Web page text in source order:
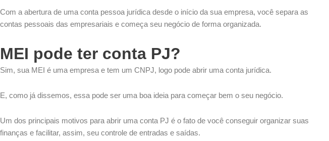
Com a abertura de uma conta pessoa jurídica desde o início da sua empresa, você separa as
contas pessoais das empresariais e começa seu negócio de forma organizada.
MEI pode ter conta PJ?
Sim, sua MEI é uma empresa e tem um CNPJ, logo pode abrir uma conta jurídica.
E, como já dissemos, essa pode ser uma boa ideia para começar bem o seu negócio.
Um dos principais motivos para abrir uma conta PJ é o fato de você conseguir organizar suas
finanças e facilitar, assim, seu controle de entradas e saídas.